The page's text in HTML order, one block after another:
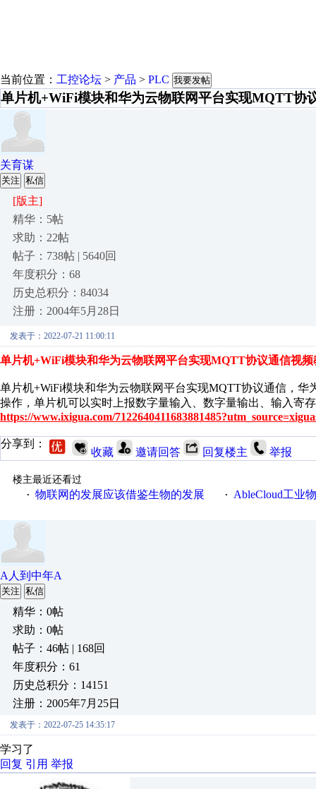
当前位置： 工控论坛 > 产品 > PLC 我要发帖
单片机+WiFi模块和华为云物联网平台实现MQTT协
关育谋
关注 私信
[版主]
精华：5帖
求助：22帖
帖子：738帖 | 5640回
年度积分：68
历史总积分：84034
注册：2004年5月28日
发表于：2022-07-21 11:00:11
单片机+WiFi模块和华为云物联网平台实现MQTT协议通信视频
单片机+WiFi模块和华为云物联网平台实现MQTT协议通信，
操作，单片机可以实时上报数字量输入、数字量输出、输入寄
https://www.ixigua.com/
分享到：
收藏 邀请回答 回复楼主 举报
楼主最近还看过
· 物联网的发展应该借鉴生物的发展 · AbleCloud工业物联
A人到中年A
关注 私信
精华：0帖
求助：0帖
帖子：46帖 | 168回
年度积分：61
历史总积分：14151
注册：2005年7月25日
发表于：2022-07-25 14:35:17
学习了
回复 引用 举报